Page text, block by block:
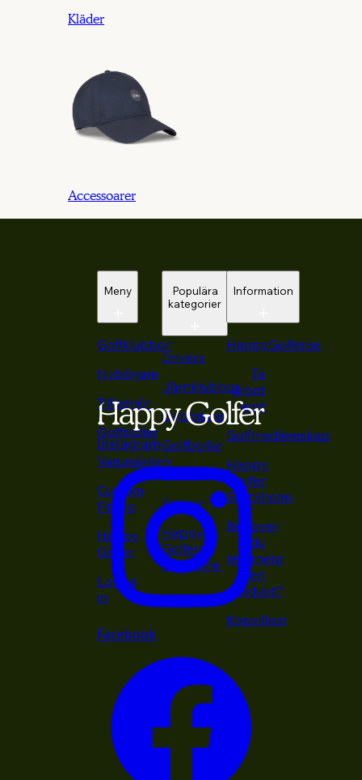
Kläder
Accessoarer
Meny
Golfklubbor
Nybörjare
Tillbehör
Golfbollar
Varumärken
Custom
Fitting
Happy
Golfer
Logga
in
Populära
kategorier
Drivers
Järnklubbor
Nybörjare
Golfbollar
Kepsar
Happy
Golfer
Magazine
Information
HappyGolfer.se
Ta
grönt
kort
Golfmedlemskap
Happy
Golfer
Stockholm
Behöver
du
returnera
en
produkt?
Köpvillkor
Instagram
Facebook